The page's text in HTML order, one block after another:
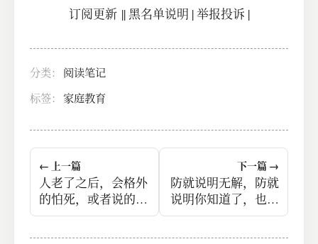
订阅更新||黑名单说明 |举报投诉 |
分类：
阅读笔记
标签： 家庭教育
← 上一篇
人老了之后，会格外
的怕死，或者说的更
干脆点，叫做怕世界
下一篇 →
防就说明无解，防就
说明你知道了，也没
有办法。